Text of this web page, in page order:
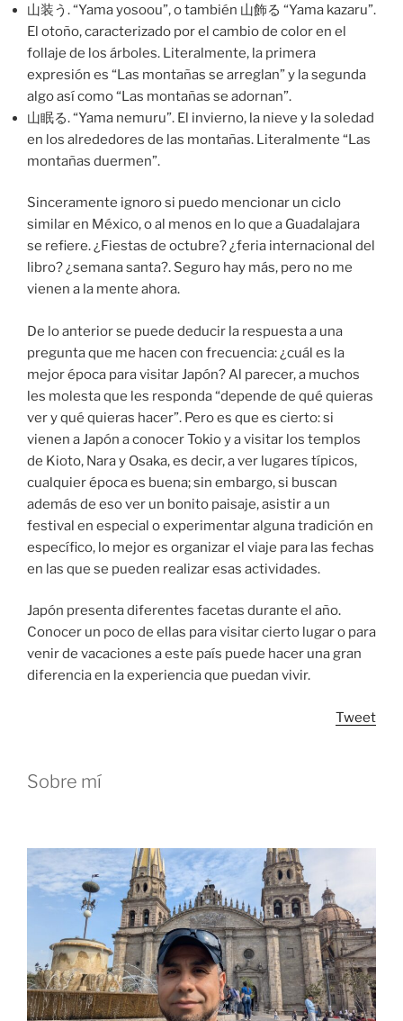
山装う. “Yama yosoou”, o también 山飾る “Yama kazaru”.
El otoño, caracterizado por el cambio de color en el
follaje de los árboles. Literalmente, la primera
expresión es “Las montañas se arreglan” y la segunda
algo así como “Las montañas se adornan”.
山眠る. “Yama nemuru”. El invierno, la nieve y la soledad
en los alrededores de las montañas. Literalmente “Las
montañas duermen”.
Sinceramente ignoro si puedo mencionar un ciclo
similar en México, o al menos en lo que a Guadalajara
se refiere. ¿Fiestas de octubre? ¿feria internacional del
libro? ¿semana santa?. Seguro hay más, pero no me
vienen a la mente ahora.
De lo anterior se puede deducir la respuesta a una
pregunta que me hacen con frecuencia: ¿cuál es la
mejor época para visitar Japón? Al parecer, a muchos
les molesta que les responda “depende de qué quieras
ver y qué quieras hacer”. Pero es que es cierto: si
vienen a Japón a conocer Tokio y a visitar los templos
de Kioto, Nara y Osaka, es decir, a ver lugares típicos,
cualquier época es buena; sin embargo, si buscan
además de eso ver un bonito paisaje, asistir a un
festival en especial o experimentar alguna tradición en
específico, lo mejor es organizar el viaje para las fechas
en las que se pueden realizar esas actividades.
Japón presenta diferentes facetas durante el año.
Conocer un poco de ellas para visitar cierto lugar o para
venir de vacaciones a este país puede hacer una gran
diferencia en la experiencia que puedan vivir.
Tweet
Sobre mí